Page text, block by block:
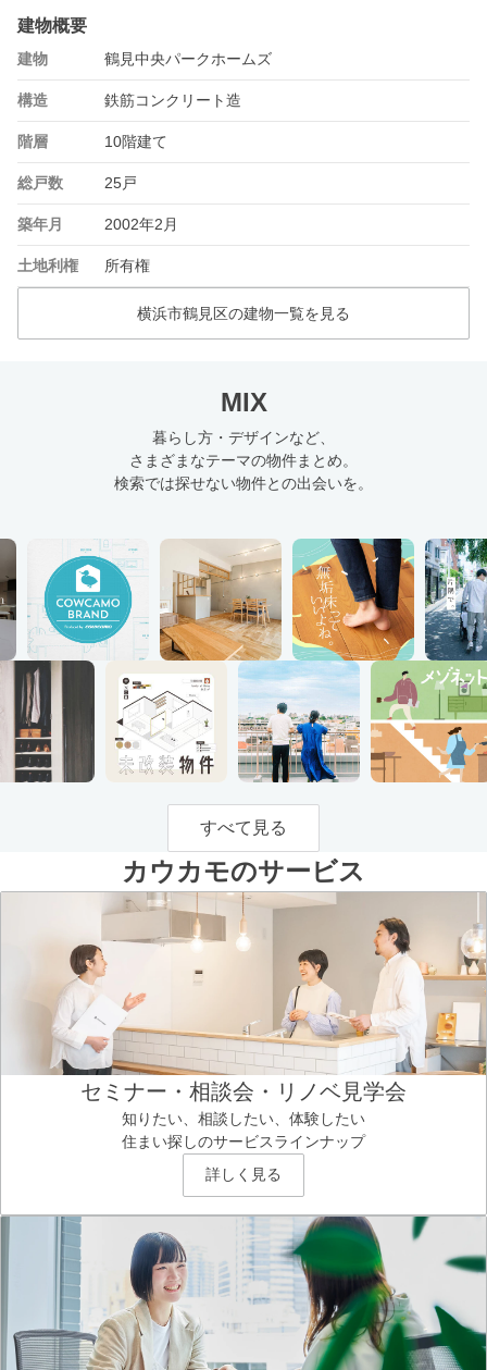
建物概要
建物 鶴見中央パークホームズ
構造 鉄筋コンクリート造
階層 10階建て
総戸数 25戸
築年月 2002年2月
土地利権 所有権
横浜市鶴見区の建物一覧を見る
MIX
暮らし方・デザインなど、
さまざまなテーマの物件まとめ。
検索では探せない物件との出会いを。
すべて見る
カウカモのサービス
セミナー・相談会・リノベ見学会
知りたい、相談したい、体験したい
住まい探しのサービスラインナップ
詳しく見る